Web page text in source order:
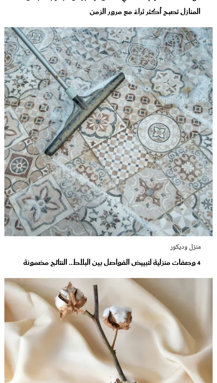
المنازل تصبح أكثر ثراءً مع مرور الزمن
منزل وديكور
4 وصفات منزلية لتبييض الفواصل بين البلاط.. النتائج مضمونة